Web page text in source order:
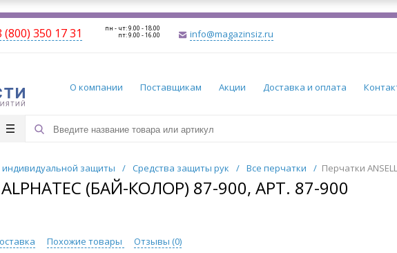
(800) 350 17 31 пн - чт: 9.00 - 18.00
пт: 9.00 - 16.00 info@magazinsiz.ru
О компании Поставщикам Акции Доставка и оплата
индивидуальной защиты / Средства защиты рук / Все перчатки / Перчатки
(БАЙ-КОЛОР) 87-900, АРТ. 87-900
Похожие товары Отзывы (0)